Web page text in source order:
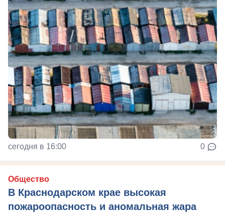
сегодня в 16:00 0
Общество
В Краснодарском крае высокая
пожароопасность и аномальная жара